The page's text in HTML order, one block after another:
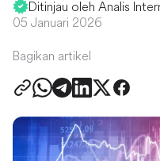
Ditinjau oleh Analis
05 Januari 2026
Bagikan artikel